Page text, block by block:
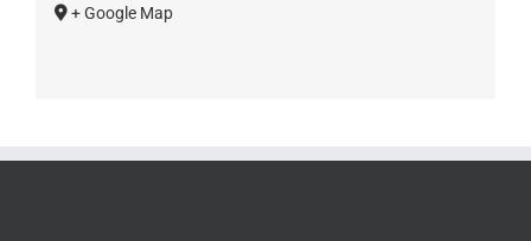
+ Google Map